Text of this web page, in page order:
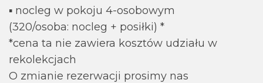
▪ nocleg w pokoju 4-osobowym
(320/osoba: nocleg + posiłki) *
*cena ta nie zawiera kosztów udziału w
rekolekcjach
O zmianie rezerwacji prosimy nas